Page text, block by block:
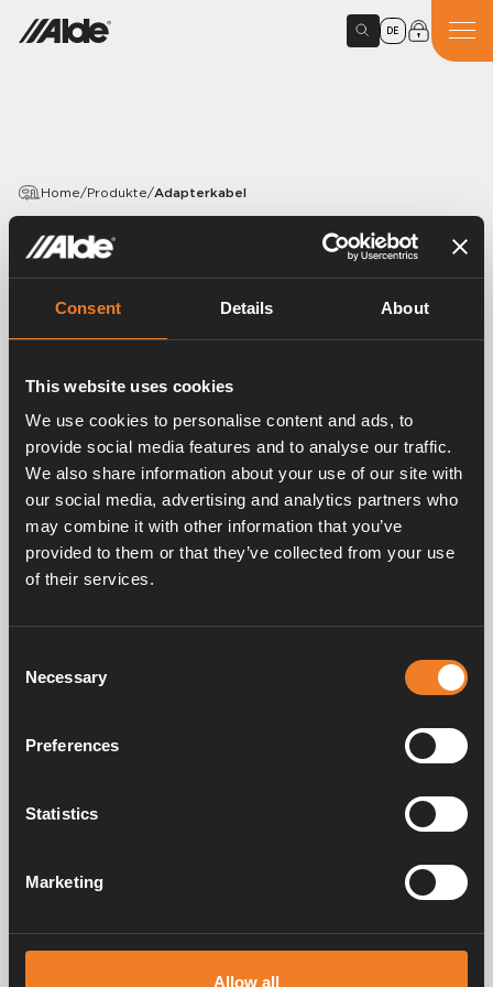
Consent Details About
This website uses cookies
We use cookies to personalise content and ads, to
provide social media features and to analyse our traffic.
We also share information about your use of our site with
our social media, advertising and analytics partners who
may combine it with other information that you’ve
provided to them or that they’ve collected from your use
of their services.
Selection
Necessary
Preferences
Statistics
Marketing
Allow all
DE
Home/Produkte/Adapterkabel
PRODUCTS
Adapterkabel
Article number:3010279
Adapterkabel für Bedieneinheit LCD 3010213 / 613
mechanisch.
Länge 0.25 m.
Handbücher und Broschüren
FAQ
Heizungssysteme für Wohnmobile und Wohnwagen her. Schon damals